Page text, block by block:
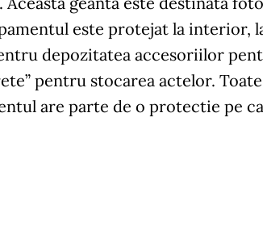
este protejat la interior,
depozitatea accesoriilor
pentru stocarea actelor.
are parte de o protectie pe